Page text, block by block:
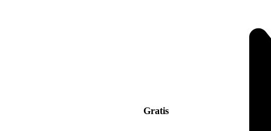
Gratis